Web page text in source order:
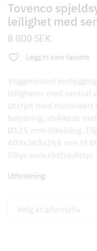
Tovenco
leilighet med
8 800 SEK
Legg til som favoritt
Veggmontert
leiligheter med sentral
Utstyrt med motorisert
belysning, strikkede
Ø125 mm-tilkobling.
405x365x264 mm til
tilbys som ekstrautstyr.
Utforskning